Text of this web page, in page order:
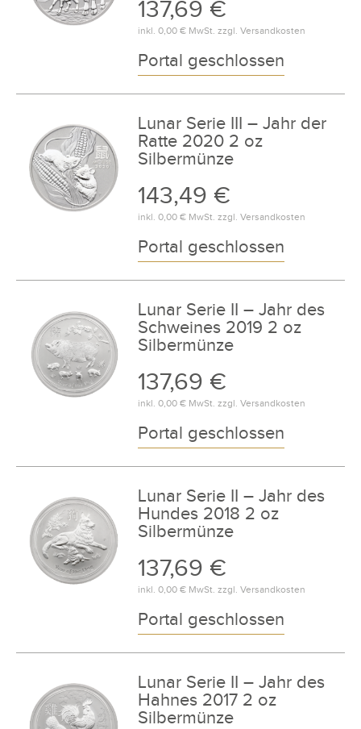
137,69 €
inkl. 0,00 €MwSt. zzgl. Versandkosten
Portal geschlossen
Lunar Serie III – Jahr der
Ratte 2020 2 oz
Silbermünze
143,49 €
inkl. 0,00 €MwSt. zzgl. Versandkosten
Portal geschlossen
Lunar Serie II – Jahr des
Schweines 2019 2 oz
Silbermünze
137,69 €
inkl. 0,00 €MwSt. zzgl. Versandkosten
Portal geschlossen
Lunar Serie II – Jahr des
Hundes 2018 2 oz
Silbermünze
137,69 €
inkl. 0,00 €MwSt. zzgl. Versandkosten
Portal geschlossen
Lunar Serie II – Jahr des
Hahnes 2017 2 oz
Silbermünze